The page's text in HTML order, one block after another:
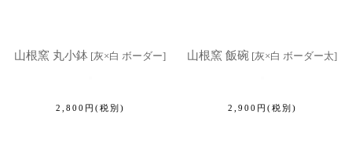
山根窯 丸小鉢 [灰×白 ボーダー]
2,800 円 (税別)
山根窯 飯碗 [灰×白 ボーダー太]
2,900 円 (税別)